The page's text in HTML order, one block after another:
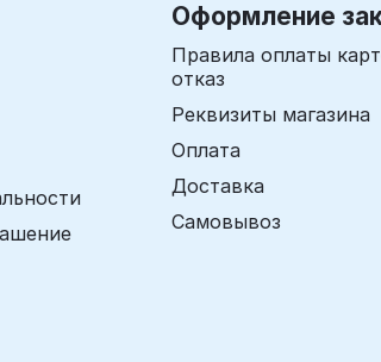
Оформление
Правила оплаты
отказ
Реквизиты магазина
Оплата
Доставка
Самовывоз